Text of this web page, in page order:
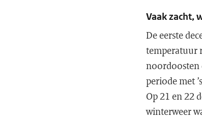
Vaak zacht,
De eerste
temperatuur
noordoosten
periode met
Op 21 en 22
winterweer